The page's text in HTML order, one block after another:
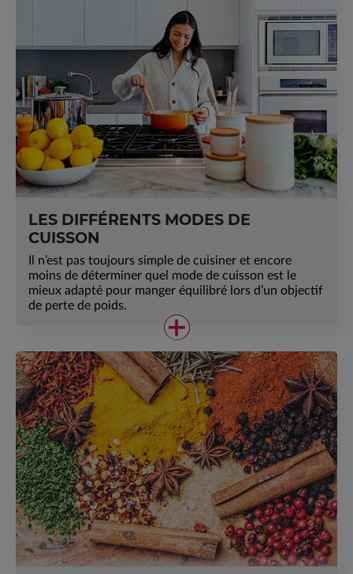
LES DIFFÉRENTS MODES DE
CUISSON
Il n’est pas toujours simple de cuisiner et encore
moins de déterminer quel mode de cuisson est le
mieux adapté pour manger équilibré lors d’un objectif
de perte de poids.